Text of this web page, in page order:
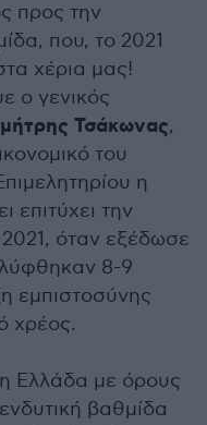
προς την
που, το 2021
χέρια μας!
ο γενικός
Τσάκωνας,
του
η
την
όταν εξέδωσε
8-9
εμπιστοσύνης
χρέος.
Ελλάδα με όρους
βαθμίδα